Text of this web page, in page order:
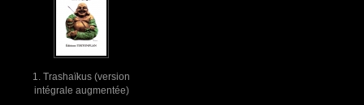
1. Trashaïkus (version
intégrale augmentée)